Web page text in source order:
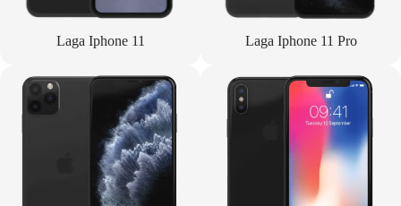
Laga Iphone 11 Laga Iphone 11 Pro